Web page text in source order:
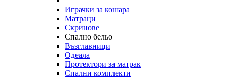
Играчки за кошара
Матраци
Скринове
Спално бельо
Възглавници
Одеала
Протектори за матрак
Спални комплекти